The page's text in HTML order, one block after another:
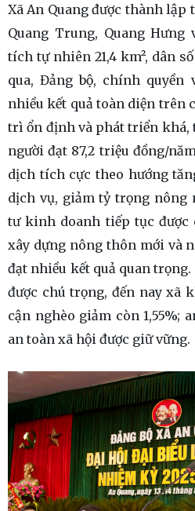
Xã An Quang được thành lập
Quang Trung, Quang Hưng
tích tự nhiên 21,4 km², dân
qua, Đảng bộ, chính quyền
nhiều kết quả toàn diện trên
trì ổn định và phát triển khá,
người đạt 87,2 triệu đồng/
dịch tích cực theo hướng
dịch vụ, giảm tỷ trọng nông
tư kinh doanh tiếp tục
xây dựng nông thôn mới và
đạt nhiều kết quả quan
được chú trọng, đến nay xã
cận nghèo giảm còn
an toàn xã hội được giữ vững.